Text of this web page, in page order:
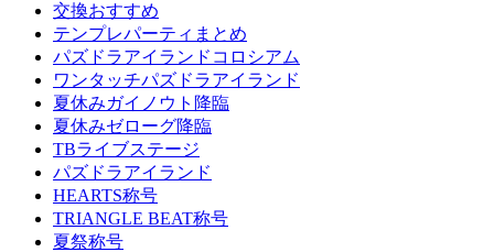
交換おすすめ
テンプレパーティまとめ
パズドラアイランドコロシアム
ワンタッチパズドラアイランド
夏休みガイノウト降臨
夏休みゼローグ降臨
TBライブステージ
パズドラアイランド
HEARTS称号
TRIANGLE BEAT称号
夏祭称号